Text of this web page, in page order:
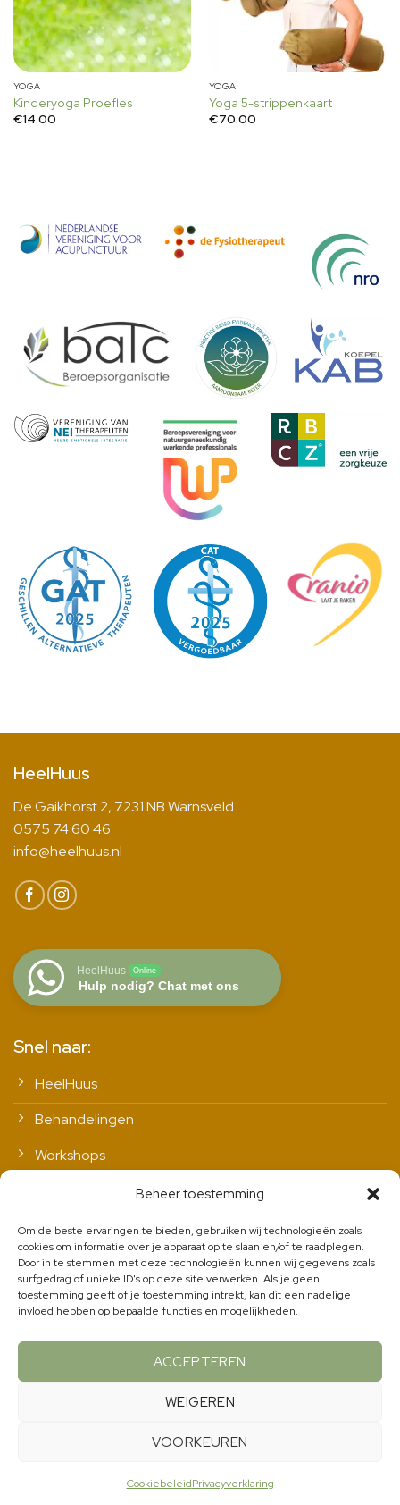
Beheer toestemming
Om de beste ervaringen te bieden, gebruiken wij technologieën zoals
cookies om informatie over je apparaat op te slaan en/of te raadplegen.
Door in te stemmen met deze technologieën kunnen wij gegevens zoals
surfgedrag of unieke ID's op deze site verwerken. Als je geen
toestemming geeft of je toestemming intrekt, kan dit een nadelige
invloed hebben op bepaalde functies en mogelijkheden.
ACCEPTEREN
WEIGEREN
VOORKEUREN
CookiebeleidPrivacyverklaring
YOGA
Kinderyoga Proefles
€14.00
YOGA
Yoga 5-strippenkaart
€70.00
HeelHuus
De Gaikhorst 2, 7231 NB Warnsveld
0575 74 60 46
info@heelhuus.nl
HeelHuus Online
Hulp nodig? Chat met ons
Snel naar:
HeelHuus
Behandelingen
Workshops
Contact
Nieuwsbrief
Schrijf je in en we houden je op de hoogte.
bouw:Reclamebureau Maakmeesters